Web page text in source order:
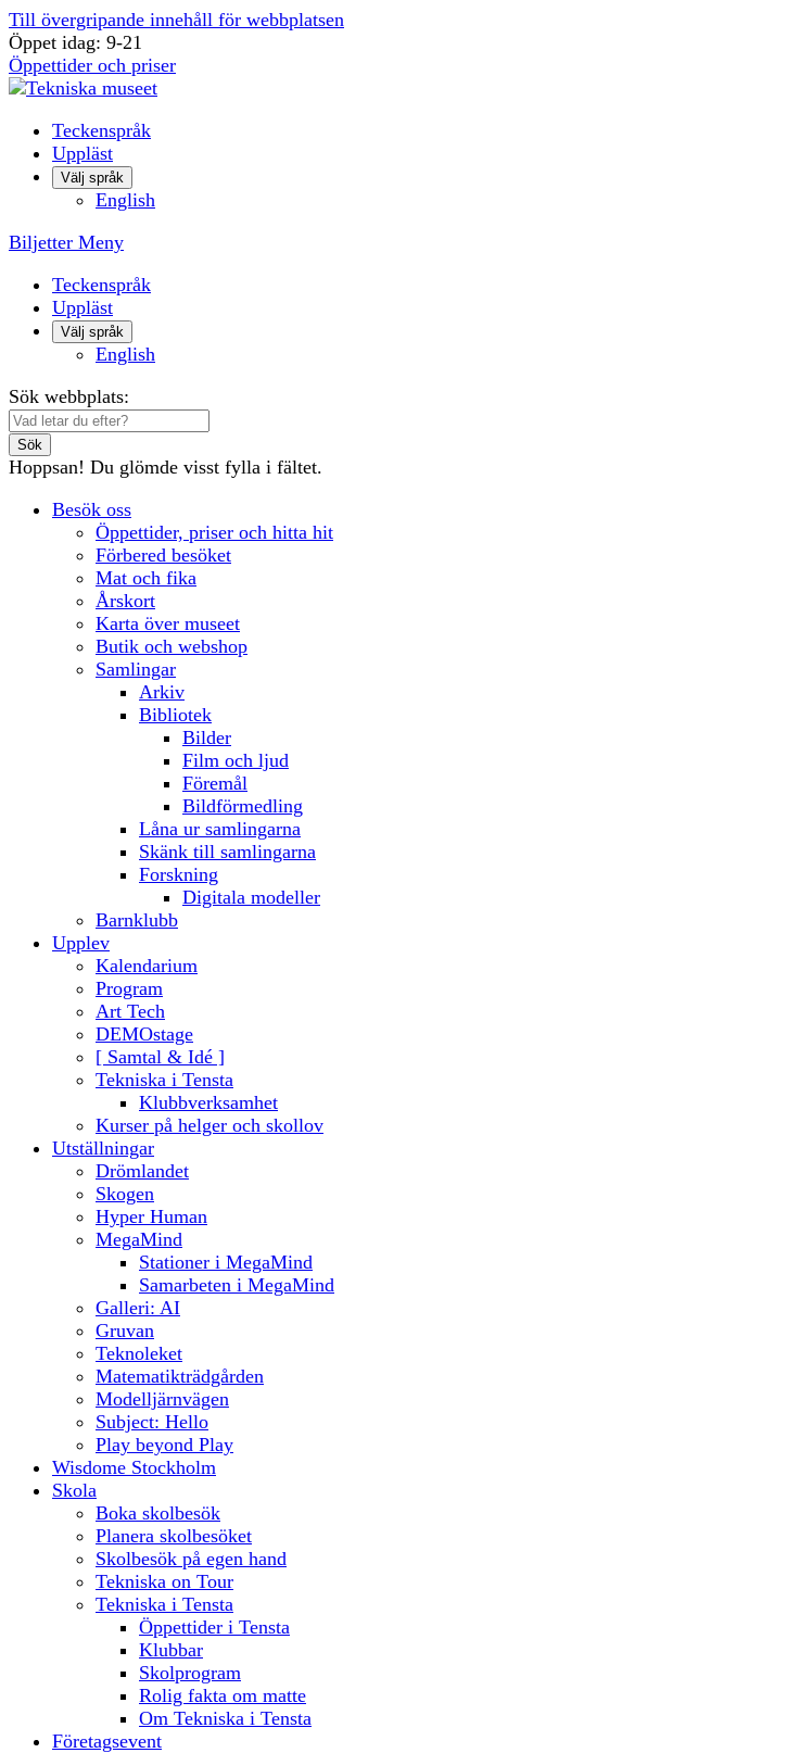
Till övergripande innehåll för webbplatsen
Öppet idag: 9-21
Öppettider och priser
Teckenspråk
Uppläst
Välj språk
English
Biljetter Meny
Teckenspråk
Uppläst
Välj språk
English
Sök webbplats:
Sök
Hoppsan! Du glömde visst fylla i fältet.
Besök oss
Öppettider, priser och hitta hit
Förbered besöket
Mat och fika
Årskort
Karta över museet
Butik och webshop
Samlingar
Arkiv
Bibliotek
Bilder
Film och ljud
Föremål
Bildförmedling
Låna ur samlingarna
Skänk till samlingarna
Forskning
Digitala modeller
Barnklubb
Upplev
Kalendarium
Program
Art Tech
DEMOstage
[ Samtal & Idé ]
Tekniska i Tensta
Klubbverksamhet
Kurser på helger och skollov
Utställningar
Drömlandet
Skogen
Hyper Human
MegaMind
Stationer i MegaMind
Samarbeten i MegaMind
Galleri: AI
Gruvan
Teknoleket
Matematikträdgården
Modelljärnvägen
Subject: Hello
Play beyond Play
Wisdome Stockholm
Skola
Boka skolbesök
Planera skolbesöket
Skolbesök på egen hand
Tekniska on Tour
Tekniska i Tensta
Öppettider i Tensta
Klubbar
Skolprogram
Rolig fakta om matte
Om Tekniska i Tensta
Företagsevent